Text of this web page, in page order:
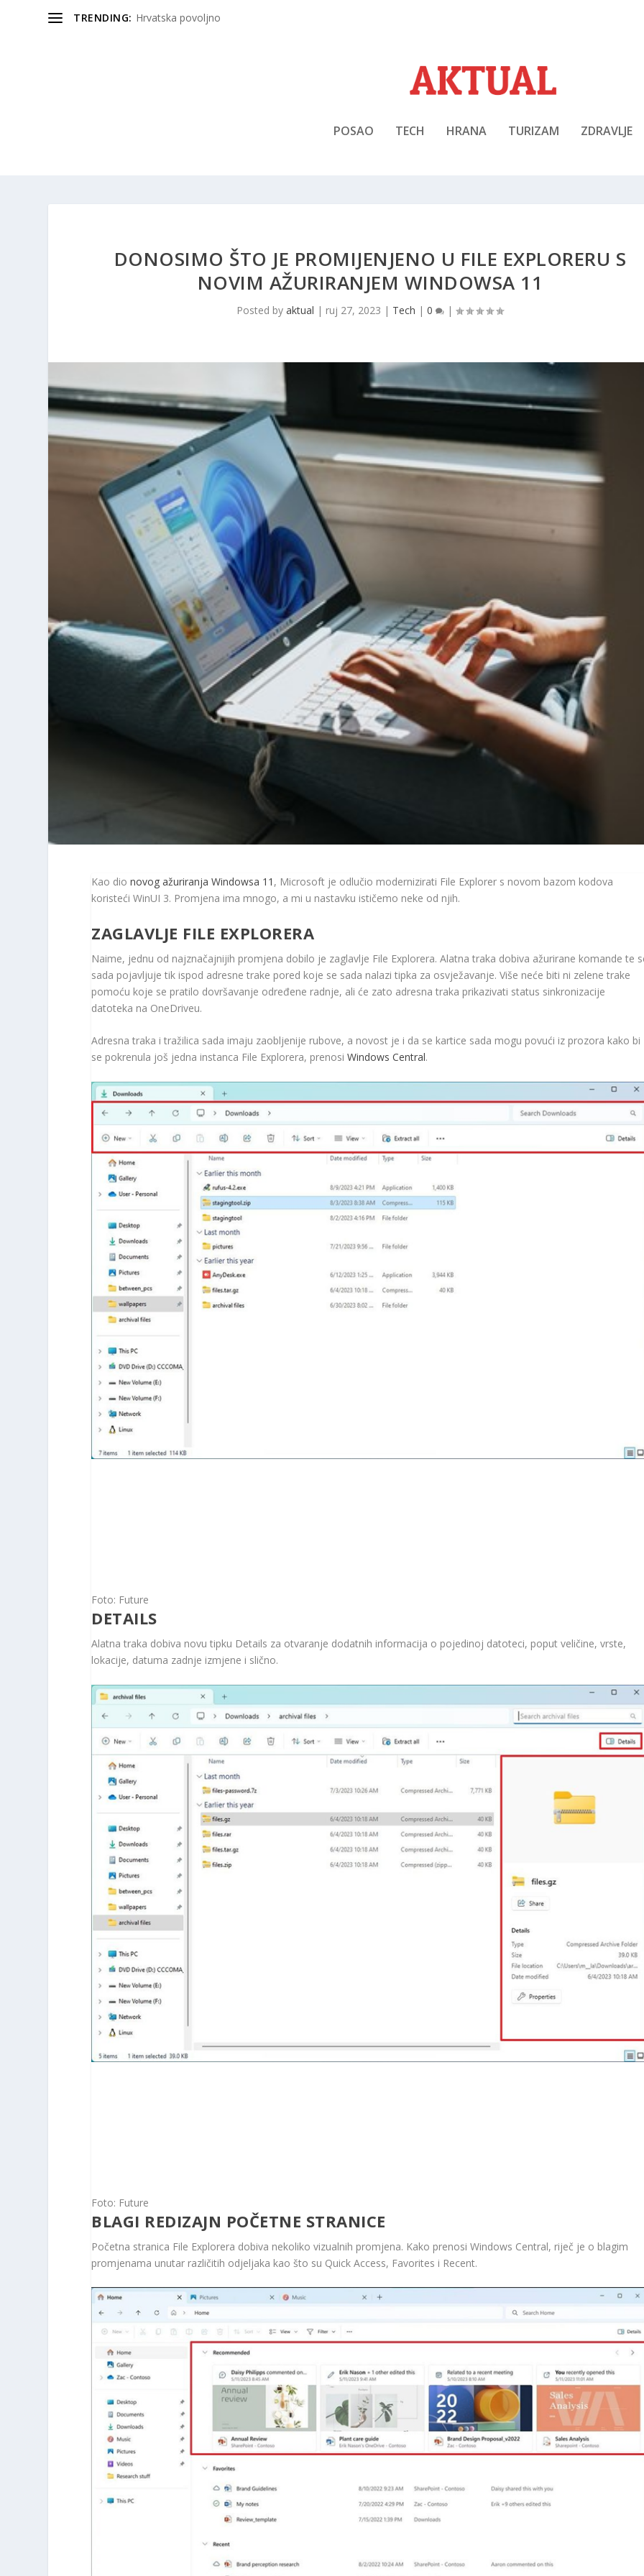
TRENDING: Hrvatska povoljno
POSAO TECH HRANA TURIZAM ZDRAVLJE
DONOSIMO ŠTO JE PROMIJENJENO U FILE EXPLORERU S
NOVIM AŽURIRANJEM WINDOWSA 11
Posted byaktual | ruj 27, 2023 | Tech |0 |
Kao dio novog ažuriranja Windowsa 11 , Microsoft je odlučio modernizirati File Explorer s novom bazom kodova
koristeći WinUI 3. Promjena ima mnogo, a mi u nastavku ističemo neke od njih.
ZAGLAVLJE FILE EXPLORERA
Naime, jednu od najznačajnijih promjena dobilo je zaglavlje File Explorera. Alatna traka dobiva ažurirane komande te
sada pojavljuje tik ispod adresne trake pored koje se sada nalazi tipka za osvježavanje. Više neće biti ni zelene trake
pomoću koje se pratilo dovršavanje određene radnje, ali će zato adresna traka prikazivati status sinkronizacije
datoteka na OneDriveu.
Adresna traka i tražilica sada imaju zaobljenije rubove, a novost je i da se kartice sada mogu povući iz prozora kako bi
se pokrenula još jedna instanca File Explorera, prenosiWindows Central.
Foto: Future
DETAILS
Alatna traka dobiva novu tipku Details za otvaranje dodatnih informacija o pojedinoj datoteci, poput veličine, vrste,
lokacije, datuma zadnje izmjene i slično.
Foto: Future
BLAGI REDIZAJN POČETNE STRANICE
Početna stranica File Explorera dobiva nekoliko vizualnih promjena. Kako prenosi Windows Central, riječ je o blagim
promjenama unutar različitih odjeljaka kao što su Quick Access, Favorites i Recent.